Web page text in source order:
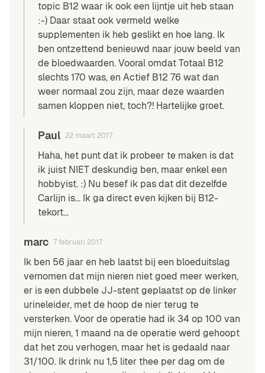
topic B12 waar ik ook een lijntje uit heb staan
:-) Daar staat ook vermeld welke
supplementen ik heb geslikt en hoe lang. Ik
ben ontzettend benieuwd naar jouw beeld van
de bloedwaarden. Vooral omdat Totaal B12
slechts 170 was, en Actief B12 76 wat dan
weer normaal zou zijn, maar deze waarden
samen kloppen niet, toch?! Hartelijke groet.
Paul 22 maart 2017
Haha, het punt dat ik probeer te maken is dat
ik juist NIET deskundig ben, maar enkel een
hobbyist. :) Nu besef ik pas dat dit dezelfde
Carlijn is… Ik ga direct even kijken bij B12-
tekort…
marc 7 februari 2017
Ik ben 56 jaar en heb laatst bij een bloeduitslag
vernomen dat mijn nieren niet goed meer werken,
er is een dubbele JJ-stent geplaatst op de linker
urineleider, met de hoop de nier terug te
versterken. Voor de operatie had ik 34 op 100 van
mijn nieren, 1 maand na de operatie werd gehoopt
dat het zou verhogen, maar het is gedaald naar
31/100. Ik drink nu 1,5 liter thee per dag om de